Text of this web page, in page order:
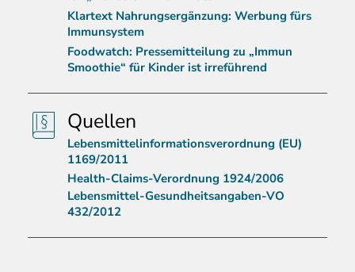
Klartext Nahrungsergänzung: Werbung fürs
Immunsystem
Foodwatch: Pressemitteilung zu „Immun
Smoothie“ für Kinder ist irreführend
Quellen
Lebensmittelinformationsverordnung (EU)
1169/2011
Health-Claims-Verordnung 1924/2006
Lebensmittel-Gesundheitsangaben-VO
432/2012